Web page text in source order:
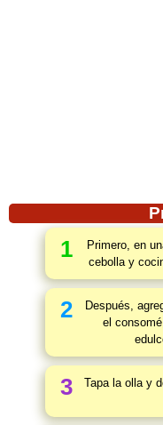
1
Primero, en
cebolla y
2
Después,
el
3
Tapa la olla y